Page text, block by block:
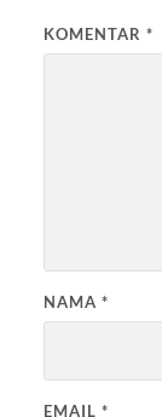
KOMENTAR *
NAMA *
EMAIL *